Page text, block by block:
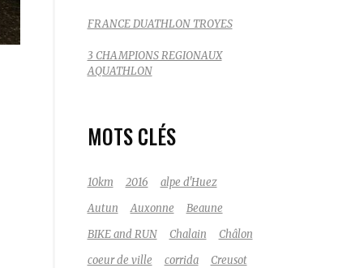
FRANCE DUATHLON TROYES
3 CHAMPIONS REGIONAUX
AQUATHLON
MOTS CLÉS
10km 2016
alpe d'Huez
Autun
Auxonne
Beaune
BIKE and RUN
Chalain
Châlon
coeur de ville
corrida
Creusot